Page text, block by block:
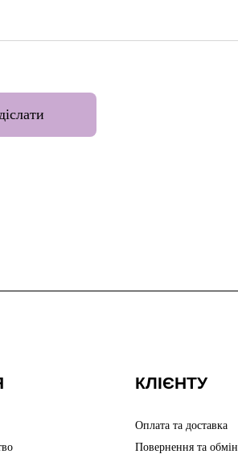
КЛІЄНТУ
Оплата та доставка
Повернення та обмін